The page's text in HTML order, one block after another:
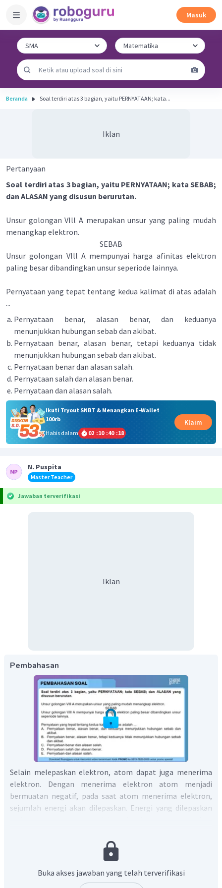
Masuk
Beranda Soal terdiri atas 3 bagian, yaitu PERNYATAAN; kata...
Iklan
Pertanyaan
Soal terdiri atas 3 bagian, yaitu PERNYATAAN; kata SEBAB;
dan ALASAN yang disusun berurutan.
Unsur golongan VIll A merupakan unsur yang paling mudah
menangkap elektron.
SEBAB
Unsur golongan VIll A mempunyai harga afinitas elektron
paling besar dibandingkan unsur seperiode lainnya.
Pernyataan yang tepat tentang kedua kalimat di atas adalah
...
Pernyataan benar, alasan benar, dan keduanya
menunjukkan hubungan sebab dan akibat.
Pernyataan benar, alasan benar, tetapi keduanya tidak
menunjukkan hubungan sebab dan akibat.
Pernyataan benar dan alasan salah.
Pernyataan salah dan alasan benar.
Pernyataan dan alasan salah.
Ikuti Tryout SNBT & Menangkan E-Wallet
100rb
Habis dalam
02 :10 :40 :18
Klaim
N. Puspita
Master Teacher
Jawaban terverifikasi
Iklan
Pembahasan
Selain melepaskan elektron, atom dapat juga menerima
elektron. Dengan menerima elektron atom menjadi
bermuatan negatif, pada saat atom menerima elektron,
sejumlah energi akan dilepaskan. Energi yang dilepaskan
biasanya dinyatakan dengan tanda negatif karena pada
proses tersebut dilepaskan energi. Jika harga afinitas
Buka akses jawaban yang telah terverifikasi